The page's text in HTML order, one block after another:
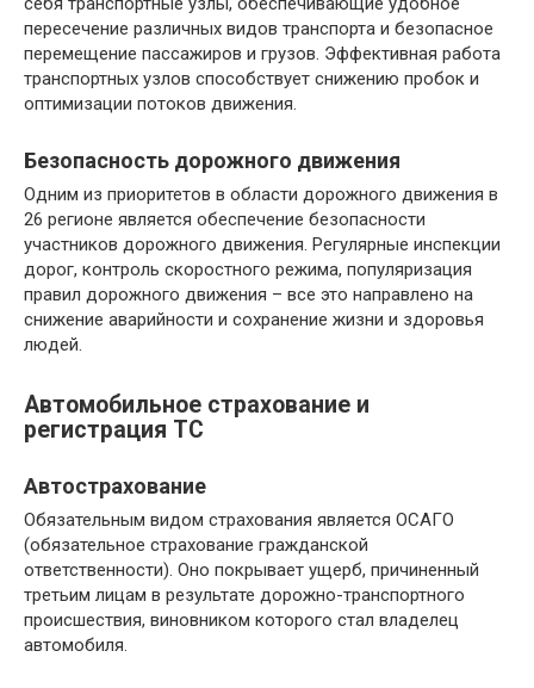
пересечение различных видов транспорта и безопасное
перемещение пассажиров и грузов. Эффективная работа
транспортных узлов способствует снижению пробок и
оптимизации потоков движения.
Безопасность дорожного движения
Одним из приоритетов в области дорожного движения в
26 регионе является обеспечение безопасности
участников дорожного движения. Регулярные инспекции
дорог, контроль скоростного режима, популяризация
правил дорожного движения – все это направлено на
снижение аварийности и сохранение жизни и здоровья
людей.
Автомобильное страхование и
регистрация ТС
Автострахование
Обязательным видом страхования является ОСАГО
(обязательное страхование гражданской
ответственности). Оно покрывает ущерб, причиненный
третьим лицам в результате дорожно-транспортного
происшествия, виновником которого стал владелец
автомобиля.